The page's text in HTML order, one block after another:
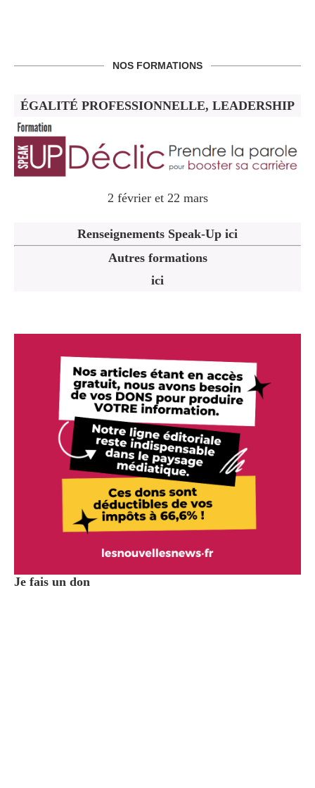
NOS FORMATIONS
ÉGALITÉ PROFESSIONNELLE, LEADERSHIP
2 février et 22 mars
Renseignements Speak-Up ici
Autres formations
ici
Je fais un don